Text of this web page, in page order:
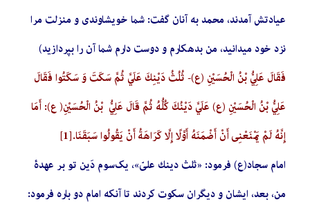
عیادتش آمدند، محمد به آنان گفت: شما خویشاوندی و منزلت مرا
نزد خود می­دانید، من بدهکارم و دوست دارم شما آن را بپردازید)
فَقَالَ عَلِيُّ بْنُ الْحُسَيْنِ (ع)- ثُلُثُ دَيْنِكَ عَلَيَّ ثُمَّ سَكَتَ وَ سَكَتُوا فَقَالَ
عَلِيُّ بْنُ الْحُسَيْنِ (ع) عَلَيَّ دَيْنُكَ كُلُّهُ ثُمَّ قَالَ عَلِيُّ بْنُ الْحُسَيْنِ( ع): أَمَا
إِنَّهُ لَمْ يَمْنَعْنِي أَنْ أَضْمَنَهُ أَوَّلًا إِلَّا كَرَاهَةُ أَنْ يَقُولُوا سَبَقَنَا.[1]
امام سجاد(ع) فرمود: «ثلث دینك علیّ»، یک‌سوم دَین تو بر عهدۀ
من، بعد، ایشان و دیگران سکوت کردند تا آنکه امام دو باره فرمود: